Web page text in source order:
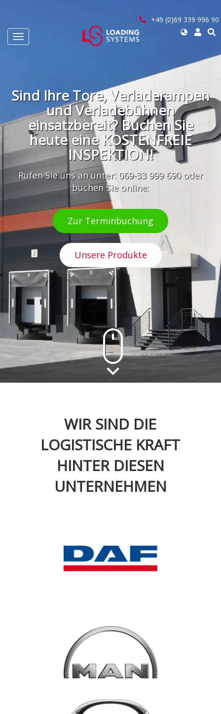
+49 (0)69 339 996 90
Select
account
menu
Navigation
aktivieren/deaktivieren
Sind Ihre Tore, Verladerampen
und Verladebühnen
einsatzbereit? Buchen Sie
heute eine KOSTENFREIE
INSPEKTION!
Rufen Sie uns an unter: 069-33 999 690 oder
buchen Sie online:
Zur Terminbuchung
Unsere Produkte
WIR SIND DIE
LOGISTISCHE KRAFT
HINTER DIESEN
UNTERNEHMEN